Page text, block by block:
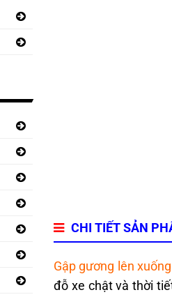
CHI TIẾT SẢN
Gập gương lên
đỗ xe chật và thời